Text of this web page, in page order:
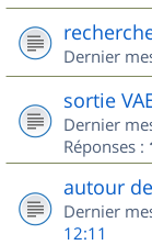
Dernier
sortie
Dernier
Réponses :
autour
Dernier
12:11